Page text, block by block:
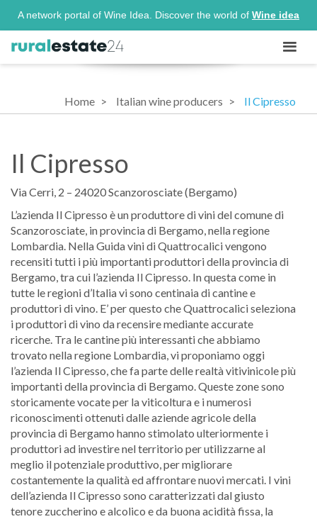
A network portal of Wine Idea. Discover the world of Wine idea
Home Italian wine producers Il Cipresso
Il Cipresso
Via Cerri, 2 – 24020 Scanzorosciate (Bergamo)
L’azienda Il Cipresso è un produttore di vini del comune di
Scanzorosciate, in provincia di Bergamo, nella regione
Lombardia. Nella Guida vini di Quattrocalici vengono
recensiti tutti i più importanti produttori della provincia di
Bergamo, tra cui l’azienda Il Cipresso. In questa come in
tutte le regioni d’Italia vi sono centinaia di cantine e
produttori di vino. E’ per questo che Quattrocalici seleziona
i produttori di vino da recensire mediante accurate
ricerche. Tra le cantine più interessanti che abbiamo
trovato nella regione Lombardia, vi proponiamo oggi
l’azienda Il Cipresso, che fa parte delle realtà vitivinicole più
importanti della provincia di Bergamo. Queste zone sono
storicamente vocate per la viticoltura e i numerosi
riconoscimenti ottenuti dalle aziende agricole della
provincia di Bergamo hanno stimolato ulteriormente i
produttori ad investire nel territorio per utilizzarne al
meglio il potenziale produttivo, per migliorare
costantemente la qualità ed affrontare nuovi mercati. I vini
dell’azienda Il Cipresso sono caratterizzati dal giusto
tenore zuccherino e alcolico e da buona acidità fissa, la